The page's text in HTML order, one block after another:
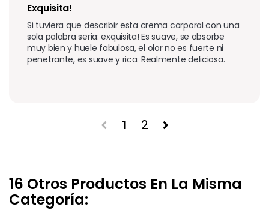
Exquisita!
Si tuviera que describir esta crema corporal con una
sola palabra seria: exquisita! Es suave, se absorbe
muy bien y huele fabulosa, el olor no es fuerte ni
penetrante, es suave y rica. Realmente deliciosa.
chevron_left 1 2 chevron_right
16 Otros Productos En La Misma
Categoría: